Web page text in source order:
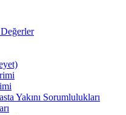
Yakını Sorumlulukları